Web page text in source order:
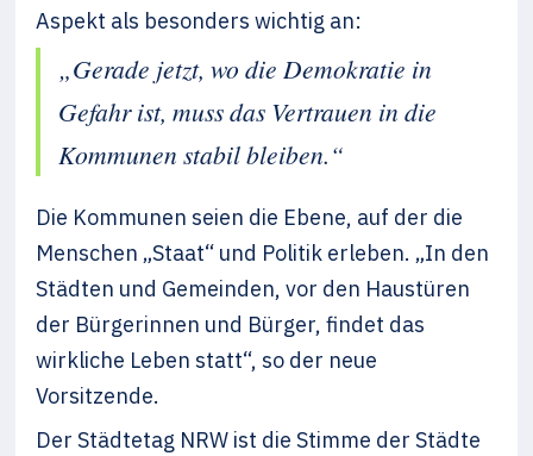
Aspekt als besonders wichtig an:
„Gerade jetzt, wo die Demokratie in
Gefahr ist, muss das Vertrauen in die
Kommunen stabil bleiben.“
Die Kommunen seien die Ebene, auf der die
Menschen „Staat“ und Politik erleben. „In den
Städten und Gemeinden, vor den Haustüren
der Bürgerinnen und Bürger, findet das
wirkliche Leben statt“, so der neue
Vorsitzende.
Der Städtetag NRW ist die Stimme der Städte